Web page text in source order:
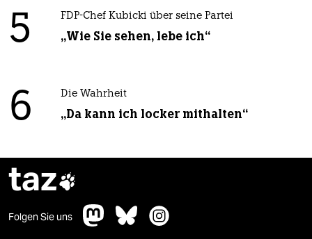
5 FDP-Chef Kubicki über seine Partei
„Wie Sie sehen, lebe ich“
6 Die Wahrheit
„Da kann ich locker mithalten“
taz
Folgen Sie uns